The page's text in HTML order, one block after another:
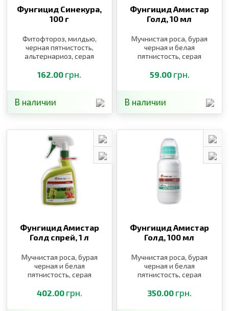
Фунгицид Синекура,
100 г
Фитофтороз, милдью,
черная пятнистость,
альтернариоз, серая
162.00 грн.
В наличии
Фунгицид Амистар
Голд,10 мл
Мучнистая роса, бурая
черная и белая
пятнистость, серая
краснуха, ржавчина,
милдью, оидиум,
59.00 грн.
В наличии
Фунгицид Амистар
Голд спрей,1 л
Мучнистая роса, бурая
черная и белая
пятнистость, серая
краснуха, ржавчина,
милдью, оидиум,
402.00 грн.
Фунгицид Амистар
Голд,100 мл
Мучнистая роса, бурая
черная и белая
пятнистость, серая
краснуха, ржавчина,
милдью, оидиум,
350.00 грн.